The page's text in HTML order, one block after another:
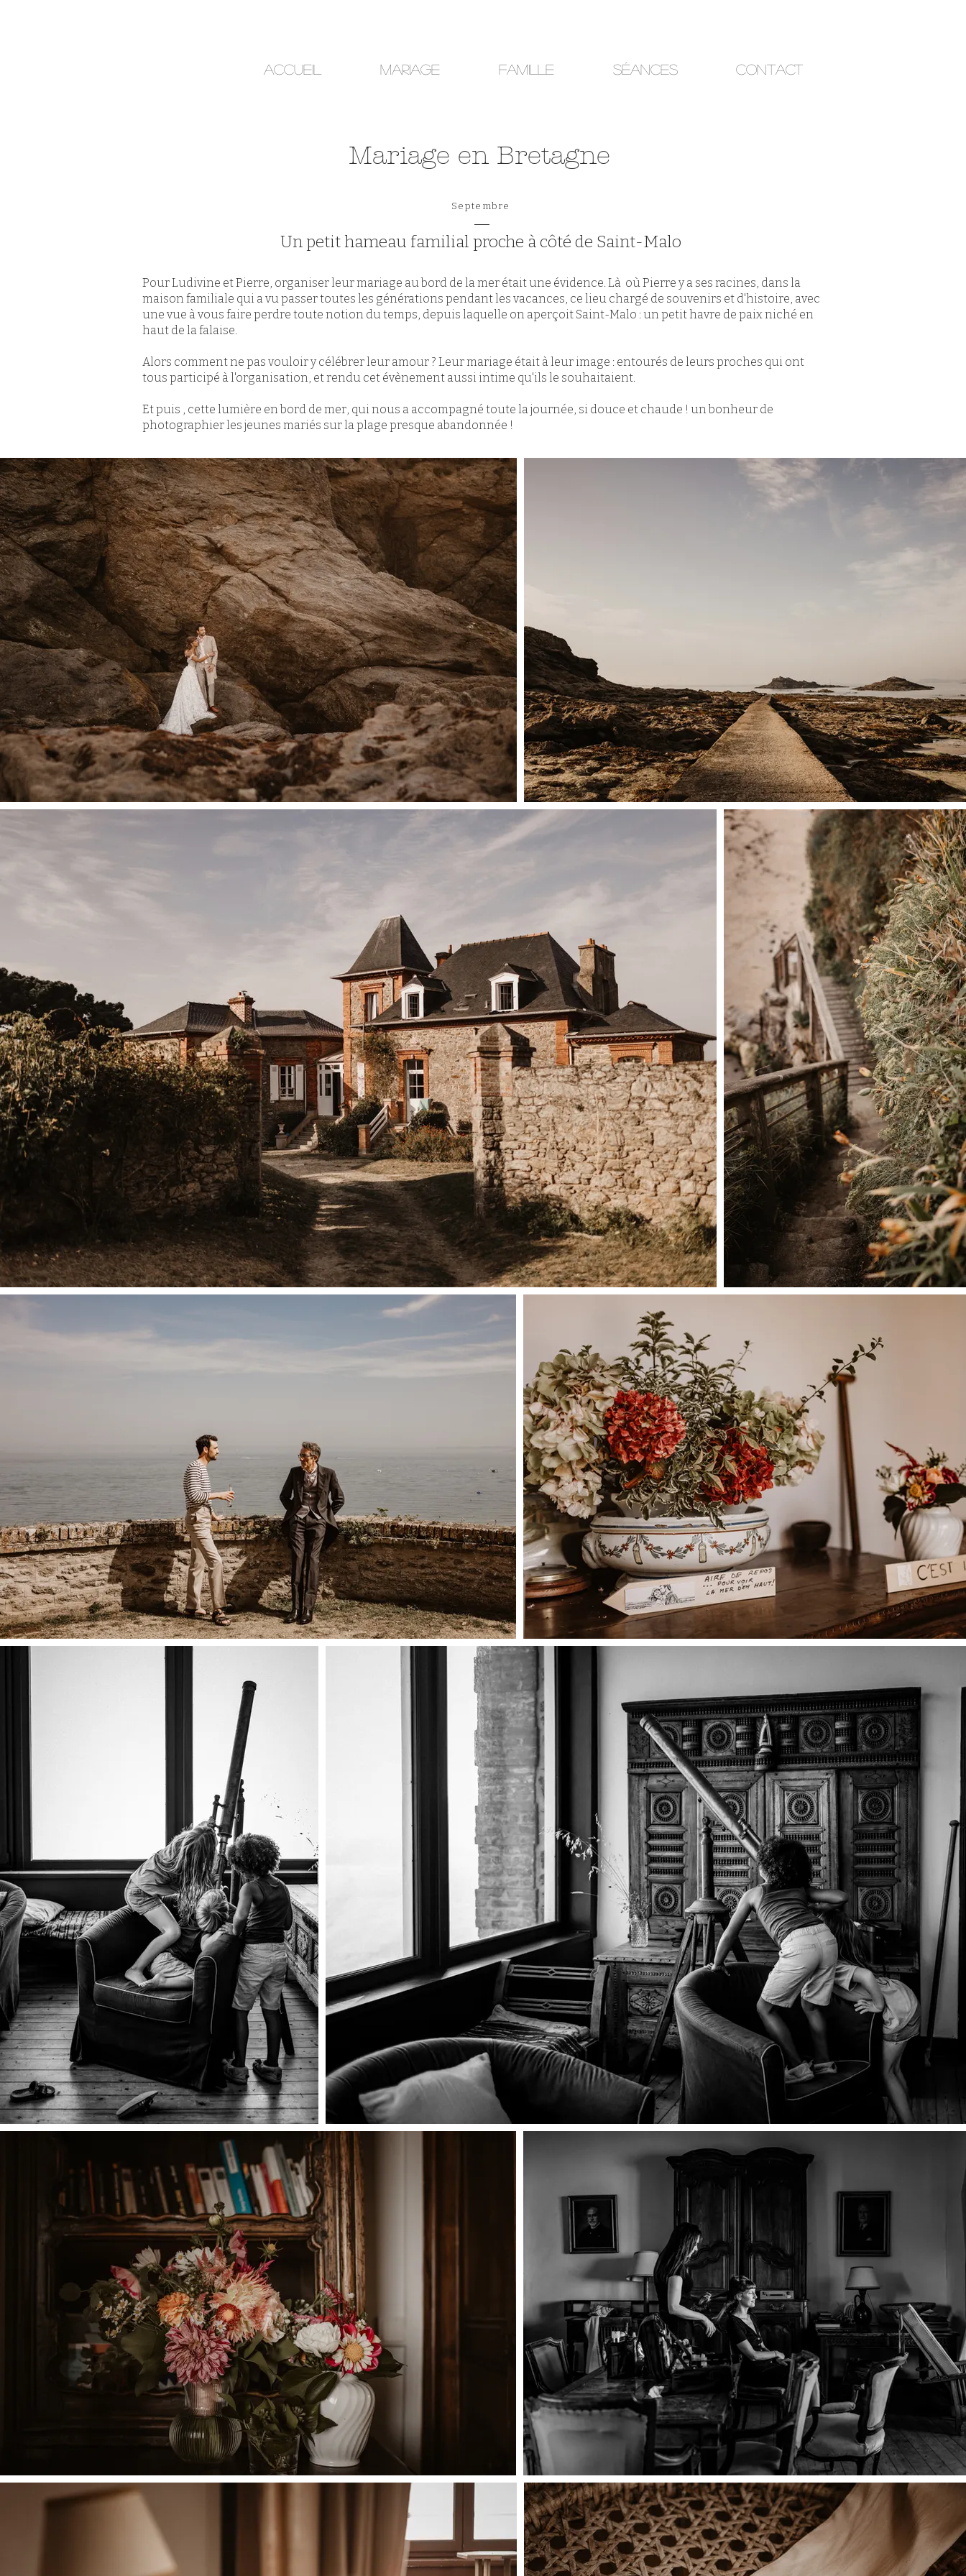
Mariage en Bretagne
Septembre
Un petit hameau familial proche à côté de Saint-Malo
Pour Ludivine et Pierre, organiser leur mariage au bord de la mer était une évidence. Là où Pierre y a ses racines, dans la
maison familiale qui a vu passer toutes les générations pendant les vacances, ce lieu chargé de souvenirs et d'histoire, avec
une vue à vous faire perdre toute notion du temps, depuis laquelle on aperçoit Saint-Malo : un petit havre de paix niché en
haut de la falaise.
Alors comment ne pas vouloir y célébrer leur amour ? Leur mariage était à leur image : entourés de leurs proches qui ont
tous participé à l'organisation, et rendu cet évènement aussi intime qu'ils le souhaitaient.
Et puis , cette lumière en bord de mer, qui nous a accompagné toute la journée, si douce et chaude ! un bonheur de
photographier les jeunes mariés sur la plage presque abandonnée !
Accueil Mariage Famille Séances Contact